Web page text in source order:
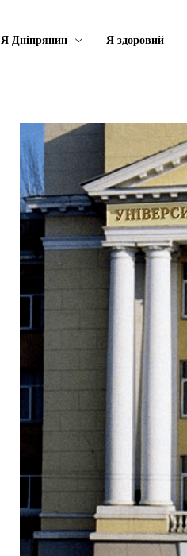
Я Дніпрянин Я здоровий